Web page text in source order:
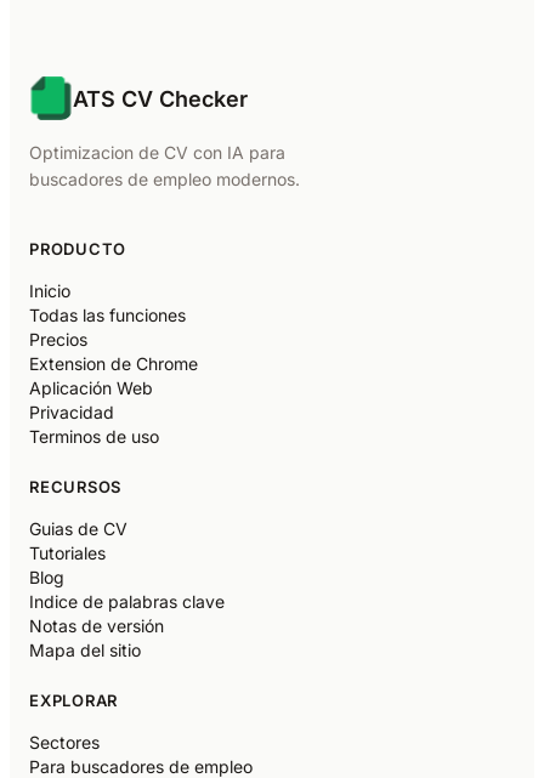
ATS CV Checker
Optimizacion de CV con IA para
buscadores de empleo modernos.
PRODUCTO
Inicio
Todas las funciones
Precios
Extension de Chrome
Aplicación Web
Privacidad
Terminos de uso
RECURSOS
Guias de CV
Tutoriales
Blog
Indice de palabras clave
Notas de versión
Mapa del sitio
EXPLORAR
Sectores
Para buscadores de empleo